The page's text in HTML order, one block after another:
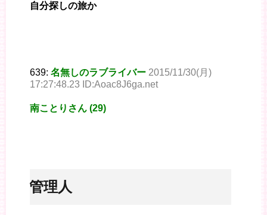
自分探しの旅か
639: 名無しのラブライバー 2015/11/30(月)
17:27:48.23 ID:Aoac8J6ga.net
南ことりさん (29)
※管理人